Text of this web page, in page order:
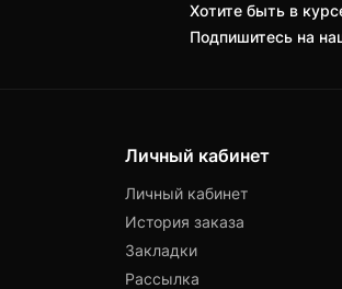
Хотите быть в
Подпишитесь на
Личный кабинет
Личный кабинет
История заказа
Закладки
Рассылка